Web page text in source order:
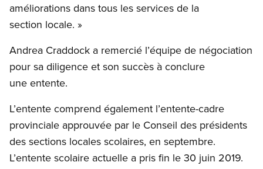
améliorations dans tous les services de la
section locale. »
Andrea Craddock a remercié l’équipe de négociation
pour sa diligence et son succès à conclure
une entente.
L’entente comprend également l’entente-cadre
provinciale approuvée par le Conseil des présidents
des sections locales scolaires, en septembre.
L’entente scolaire actuelle a pris fin le 30 juin 2019.